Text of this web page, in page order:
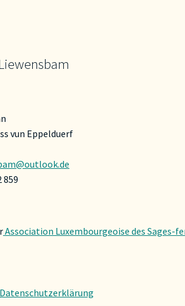
vun Eppelduerf
859
Association Luxembourgeoise des Sages-
Datenschutzerklärung